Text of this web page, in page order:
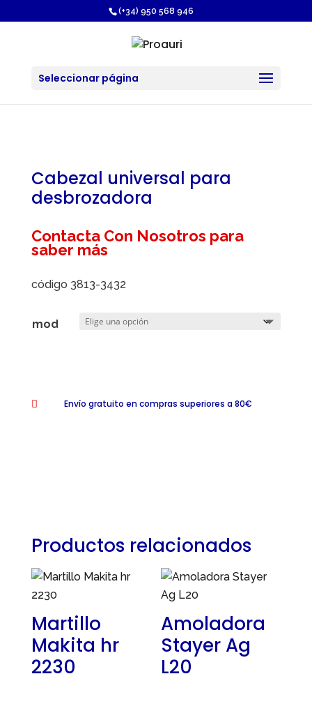
(+34) 950 568 946
Seleccionar página
Cabezal universal para
desbrozadora
Contacta Con Nosotros para
saber más
código 3813-3432
mod
 Envío gratuito en compras superiores a 80€
Productos relacionados
Martillo
Makita hr
2230
Amoladora
Stayer Ag
L20